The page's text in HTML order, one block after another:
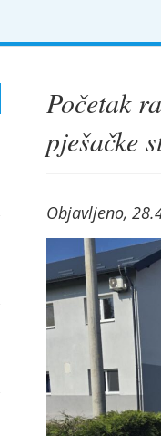
Početak
pješačke
Objavljeno,